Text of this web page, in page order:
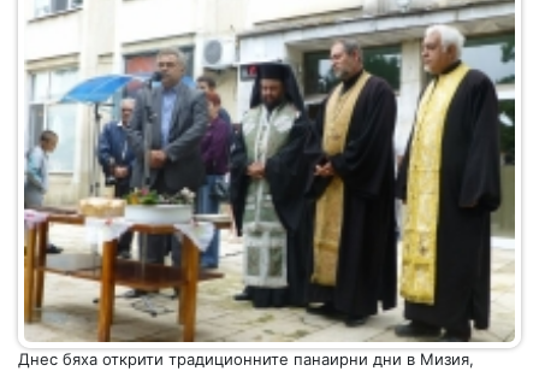
Днес бяха открити традиционните панаирни дни в Мизия,